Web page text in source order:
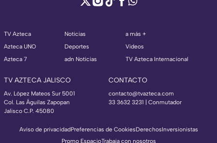
TV Azteca
Azteca UNO
Azteca 7
Noticias
Deportes
adn Noticias
a más +
Videos
TV Azteca Internacional
TV AZTECA JALISCO
Av. López Mateos Sur 5001
Col. Las Águilas Zapopan
Jalisco C.P. 45080
CONTACTO
contacto@tvazteca.com
33 3632 3231 | Conmutador
Aviso de privacidadPreferencias de CookiesDerechosInversionistas
Promo EspacioTrabaja con nosotros